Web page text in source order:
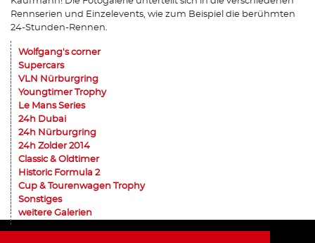
Rennserien und Einzelevents, wie zum Beispiel die berühmten
24-Stunden-Rennen.
Wolfgang's corner
Supercars
VLN Nürburgring
Youngtimer Trophy
Le Mans Series
24h Dubai
24h Nürburgring
24h Zolder 2014
Classic & Oldtimer
Historic Formula 2
Cup & Tourenwagen Trophy
Sonstiges
weitere Galerien